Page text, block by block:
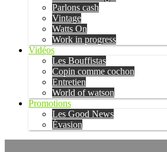
Parlons cash
Vintage
Watts On
Work in progress
Vidéos
Les Bouffistas
Copin comme cochon
Entretien
World of watson
Promotions
Les Good News
Évasion